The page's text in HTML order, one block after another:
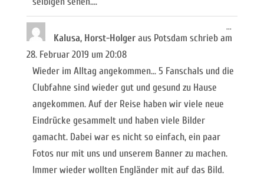
Kalusa, Horst-Holger aus Potsdam schrieb am
28. Februar 2019 um 20:08
Wieder im Alltag angekommen... 5 Fanschals und die
Clubfahne sind wieder gut und gesund zu Hause
angekommen. Auf der Reise haben wir viele neue
Eindrücke gesammelt und haben viele Bilder
gamacht. Dabei war es nicht so einfach, ein paar
Fotos nur mit uns und unserem Banner zu machen.
Immer wieder wollten Engländer mit auf das Bild.
...
Metabox
ein-/